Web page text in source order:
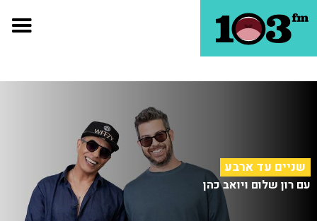
שניים עד ארבע
עם רון שלום ויואב כהן